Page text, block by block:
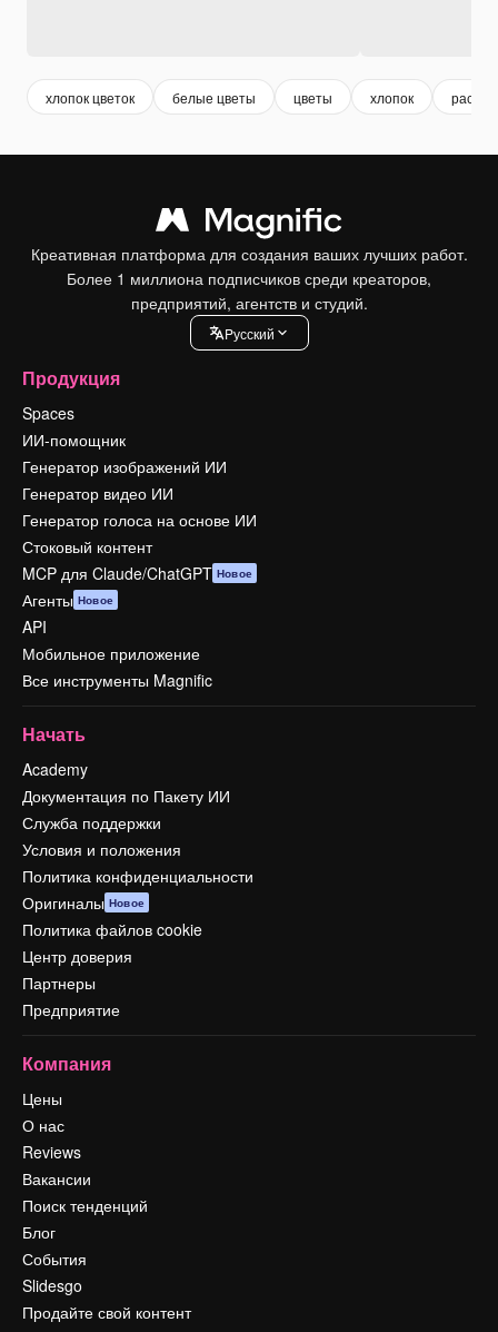
хлопок цветок белые цветы цветы хлопок
Креативная платформа для создания ваших лучших работ.
Более 1 миллиона подписчиков среди креаторов,
предприятий, агентств и студий.
Pусский
Продукция
Spaces
ИИ-помощник
Генератор изображений ИИ
Генератор видео ИИ
Генератор голоса на основе ИИ
Стоковый контент
MCP для Claude/ChatGPT Новое
Агенты Новое
API
Мобильное приложение
Все инструменты Magnific
Начать
Academy
Документация по Пакету ИИ
Служба поддержки
Условия и положения
Политика конфиденциальности
Оригиналы Новое
Политика файлов cookie
Центр доверия
Партнеры
Предприятие
Компания
Цены
О нас
Reviews
Вакансии
Поиск тенденций
Блог
События
Slidesgo
Продайте свой контент